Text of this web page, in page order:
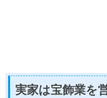
実家は宝飾業を